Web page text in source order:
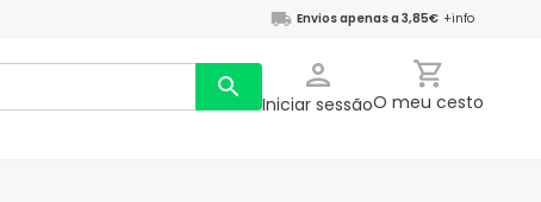
Envios apenas a 3,85€ +info
Iniciar sessãoO meu cesto